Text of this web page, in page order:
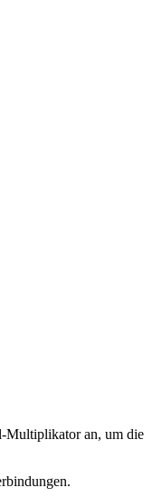
Multiplikator an, um die